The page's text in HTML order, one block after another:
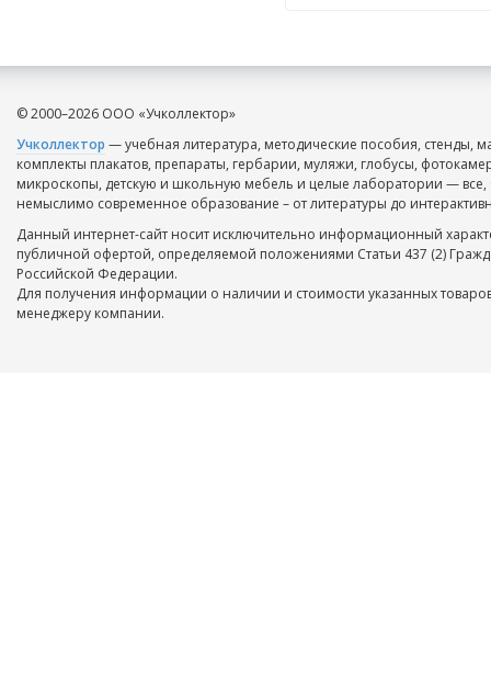
© 2000–2026 ООО «Учколлектор»
Учколлектор — учебная литература, методические пособия, стенды,
комплекты плакатов, препараты, гербарии, муляжи, глобусы,
микроскопы, детскую и школьную мебель и целые лаборатории — все,
немыслимо современное образование – от литературы до
Данный интернет-сайт носит исключительно информационный
публичной офертой, определяемой положениями Статьи 437 (2)
Российской Федерации.
Для получения информации о наличии и стоимости указанных
менеджеру компании.